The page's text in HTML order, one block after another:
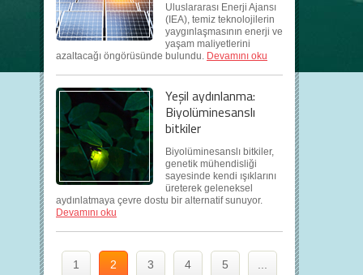
Uluslararası Enerji Ajansı
(IEA), temiz teknolojilerin
yaygınlaşmasının enerji ve
yaşam maliyetlerini
azaltacağı öngörüsünde bulundu. Devamını oku
Yeşil aydınlanma:
Biyolüminesanslı
bitkiler
Biyolüminesanslı bitkiler,
genetik mühendisliği
sayesinde kendi ışıklarını
üreterek geleneksel
aydınlatmaya çevre dostu bir alternatif sunuyor.
Devamını oku
1 2 3 4 5